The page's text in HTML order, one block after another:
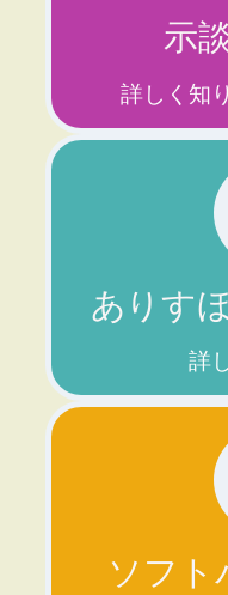
示
詳しく知
ありす
詳
ソフト